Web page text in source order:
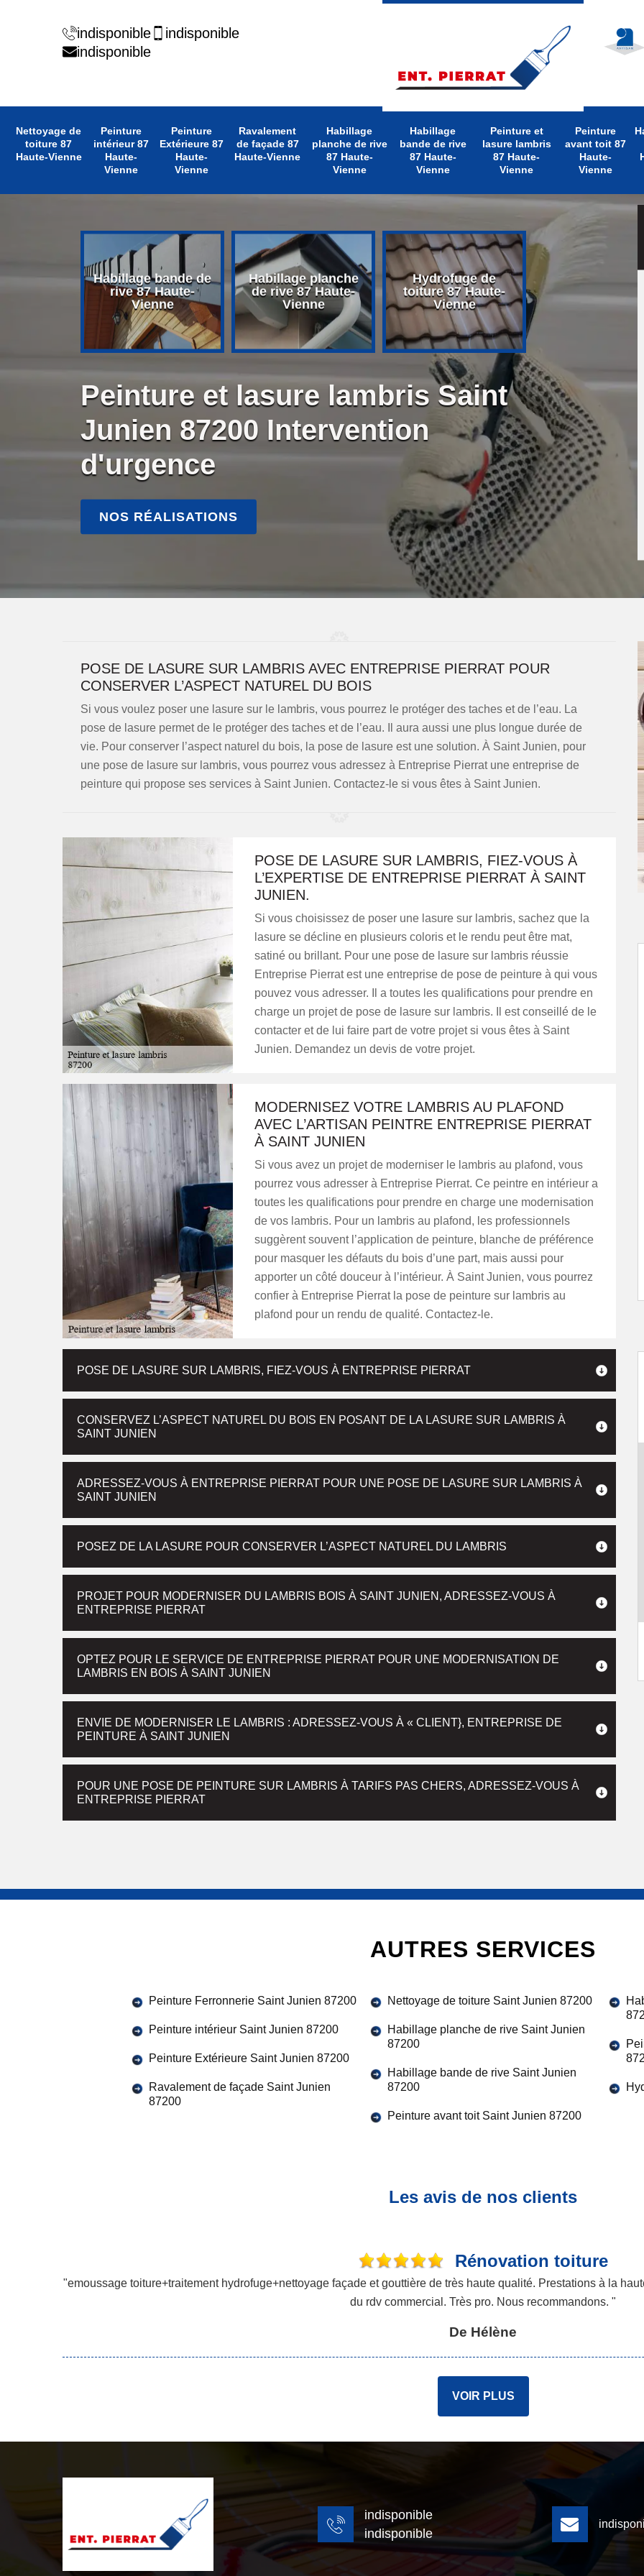
indisponible
indisponible
indisponible
Nettoyage de
toiture 87
Haute-Vienne
Peinture
intérieur 87
Haute-
Vienne
Peinture
Extérieure 87
Haute-
Vienne
Ravalement
de façade 87
Haute-Vienne
Habillage
planche de rive
87 Haute-
Vienne
Habillage
bande de rive
87 Haute-
Vienne
Peinture et
lasure lambris
87 Haute-
Vienne
Peinture
avant toit 87
Haute-
Vienne
Habillage bande de
rive 87 Haute-
Vienne
Habillage planche
de rive 87 Haute-
Vienne
Hydrofuge de
toiture 87 Haute-
Vienne
toiture 87
Vienne
Peinture et lasure lambris Saint
Junien 87200 Intervention
d'urgence
NOS RÉALISATIONS
POSE DE LASURE SUR LAMBRIS AVEC ENTREPRISE PIERRAT POUR
CONSERVER L’ASPECT NATUREL DU BOIS
Si vous voulez poser une lasure sur le lambris, vous pourrez le protéger des taches et de l’eau. La
pose de lasure permet de le protéger des taches et de l’eau. Il aura aussi une plus longue durée de
vie. Pour conserver l’aspect naturel du bois, la pose de lasure est une solution. À Saint Junien, pour
une pose de lasure sur lambris, vous pourrez vous adressez à Entreprise Pierrat une entreprise de
peinture qui propose ses services à Saint Junien. Contactez-le si vous êtes à Saint Junien.
POSE DE LASURE SUR LAMBRIS, FIEZ-VOUS À
L’EXPERTISE DE ENTREPRISE PIERRAT À SAINT
JUNIEN.
Si vous choisissez de poser une lasure sur lambris, sachez que la
lasure se décline en plusieurs coloris et le rendu peut être mat,
satiné ou brillant. Pour une pose de lasure sur lambris réussie
Entreprise Pierrat est une entreprise de pose de peinture à qui vous
pouvez vous adresser. Il a toutes les qualifications pour prendre en
charge un projet de pose de lasure sur lambris. Il est conseillé de le
contacter et de lui faire part de votre projet si vous êtes à Saint
Junien. Demandez un devis de votre projet.
MODERNISEZ VOTRE LAMBRIS AU PLAFOND
AVEC L’ARTISAN PEINTRE ENTREPRISE PIERRAT
À SAINT JUNIEN
Si vous avez un projet de moderniser le lambris au plafond, vous
pourrez vous adresser à Entreprise Pierrat. Ce peintre en intérieur a
toutes les qualifications pour prendre en charge une modernisation
de vos lambris. Pour un lambris au plafond, les professionnels
suggèrent souvent l’application de peinture, blanche de préférence
pour masquer les défauts du bois d’une part, mais aussi pour
apporter un côté douceur à l’intérieur. À Saint Junien, vous pourrez
confier à Entreprise Pierrat la pose de peinture sur lambris au
plafond pour un rendu de qualité. Contactez-le.
POSE DE LASURE SUR LAMBRIS, FIEZ-VOUS À ENTREPRISE PIERRAT
CONSERVEZ L’ASPECT NATUREL DU BOIS EN POSANT DE LA LASURE SUR LAMBRIS À
SAINT JUNIEN
ADRESSEZ-VOUS À ENTREPRISE PIERRAT POUR UNE POSE DE LASURE SUR LAMBRIS À
SAINT JUNIEN
POSEZ DE LA LASURE POUR CONSERVER L’ASPECT NATUREL DU LAMBRIS
PROJET POUR MODERNISER DU LAMBRIS BOIS À SAINT JUNIEN, ADRESSEZ-VOUS À
ENTREPRISE PIERRAT
OPTEZ POUR LE SERVICE DE ENTREPRISE PIERRAT POUR UNE MODERNISATION DE
LAMBRIS EN BOIS À SAINT JUNIEN
ENVIE DE MODERNISER LE LAMBRIS : ADRESSEZ-VOUS À « CLIENT}, ENTREPRISE DE
PEINTURE À SAINT JUNIEN
POUR UNE POSE DE PEINTURE SUR LAMBRIS À TARIFS PAS CHERS, ADRESSEZ-VOUS À
ENTREPRISE PIERRAT
AUTRES SERVICES
Peinture Ferronnerie Saint Junien 87200
Peinture intérieur Saint Junien 87200
Peinture Extérieure Saint Junien 87200
Ravalement de façade Saint Junien
87200
Nettoyage de toiture Saint Junien 87200
Habillage planche de rive Saint Junien
87200
Habillage bande de rive Saint Junien
87200
Peinture avant toit Saint Junien 87200
Les avis de nos clients
Rénovation toiture
"emoussage toiture+traitement hydrofuge+nettoyage façade et gouttière de très haute qualité. Prestations à la
du rdv commercial. Très pro. Nous recommandons. "
De Hélène
VOIR PLUS
indisponible
indisponible